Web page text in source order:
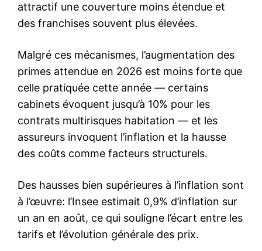
attractif une couverture moins étendue et
des franchises souvent plus élevées.
Malgré ces mécanismes, l’augmentation des
primes attendue en 2026 est moins forte que
celle pratiquée cette année — certains
cabinets évoquent jusqu’à 10% pour les
contrats multirisques habitation — et les
assureurs invoquent l’inflation et la hausse
des coûts comme facteurs structurels.
Des hausses bien supérieures à l’inflation sont
à l’œuvre: l’Insee estimait 0,9% d’inflation sur
un an en août, ce qui souligne l’écart entre les
tarifs et l’évolution générale des prix.